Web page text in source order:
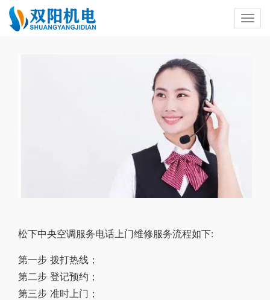
松下中央空调服务电话上门维修服务流程如下:
第一步 拨打热线；
第二步 登记预约；
第三步 准时上门；